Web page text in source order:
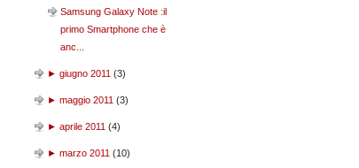
Samsung Galaxy Note :il
primo Smartphone che è
anc...
► giugno 2011 (3)
► maggio 2011 (3)
► aprile 2011 (4)
► marzo 2011 (10)